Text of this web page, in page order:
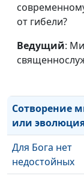
от гибели?
Ведущий:
Сотворение
Сотворение
или
Для Бога нет
недостойных